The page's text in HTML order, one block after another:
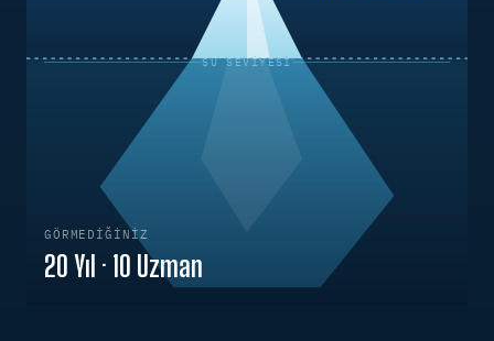
SU SEVIYESI
GÖRMEDIĞINIZ
20 Yıl · 10 Uzman